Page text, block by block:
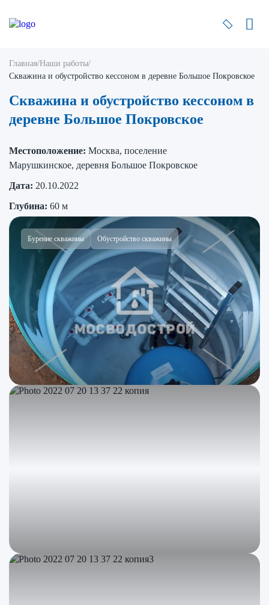
Главная/Наши работы/
Скважина и обустройство кессоном в деревне Большое Покровское
Скважина и обустройство кессоном в
деревне Большое Покровское
Местоположение: Москва, поселение
Марушкинское, деревня Большое Покровское
Дата: 20.10.2022
Глубина: 60 м
Бурение скважины Обустройство скважины